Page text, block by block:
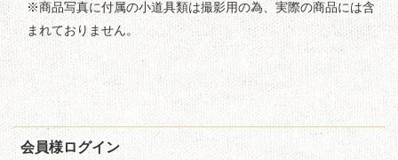
※商品写真に付属の小道具類は撮影用の為、実際の商品には含
まれておりません。
会員様ログイン